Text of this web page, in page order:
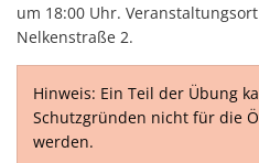
um 18:00 Uhr.
Nelkenstraße 2.
Hinweis: Ein Teil der Übung
Schutzgründen nicht für die
werden.